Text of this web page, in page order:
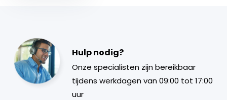
Hulp nodig?
Onze specialisten zijn bereikbaar
tijdens werkdagen van 09:00 tot 17:00
uur